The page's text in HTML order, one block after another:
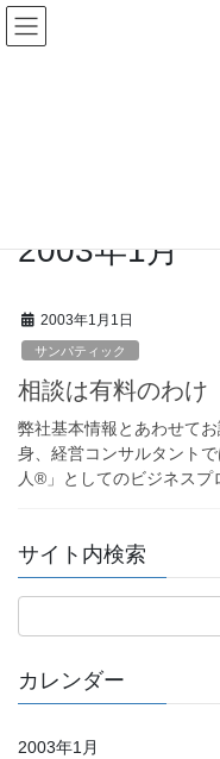
コ
ン
ナ
ビ
2003年1月
2003年1月1日
サンパティック
相談は有料のわけ
弊社基本情報とあわせて
身、経営コンサルタント
人®」としてのビジネスプ
サイト内検索
カレンダー
2003年1月